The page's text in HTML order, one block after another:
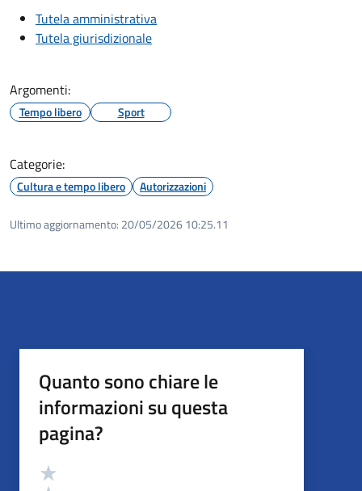
Tutela amministrativa
Tutela giurisdizionale
Argomenti:
Tempo libero Sport
Categorie:
Cultura e tempo libero Autorizzazioni
Ultimo aggiornamento: 20/05/2026 10:25.11
Quanto sono chiare le
informazioni su questa
pagina?
Valutazione